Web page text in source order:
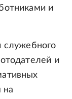
и
служебного
и
на